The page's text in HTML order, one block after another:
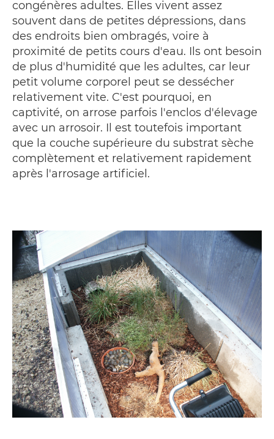
congénères adultes. Elles vivent assez
souvent dans de petites dépressions, dans
des endroits bien ombragés, voire à
proximité de petits cours d'eau. Ils ont besoin
de plus d'humidité que les adultes, car leur
petit volume corporel peut se dessécher
relativement vite. C'est pourquoi, en
captivité, on arrose parfois l'enclos d'élevage
avec un arrosoir. Il est toutefois important
que la couche supérieure du substrat sèche
complètement et relativement rapidement
après l'arrosage artificiel.